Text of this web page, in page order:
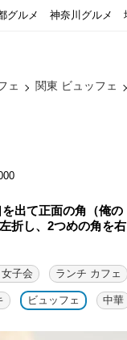
グルメ 神奈川グルメ
ェ 関東 ビュッフェ
出て正面の角（俺の
折し、2つめの角を右
子会 ランチ カフェ
ビュッフェ 中華